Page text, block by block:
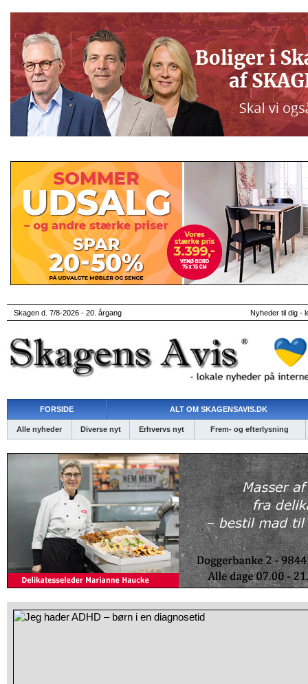
Skagen d. 7/8-2026 - 20. årgang Nyheder til dig -
FORSIDE ALT OM SKAGENSAVIS.DK
Alle nyheder Diverse nyt Erhvervs nyt Frem- og efterlysning